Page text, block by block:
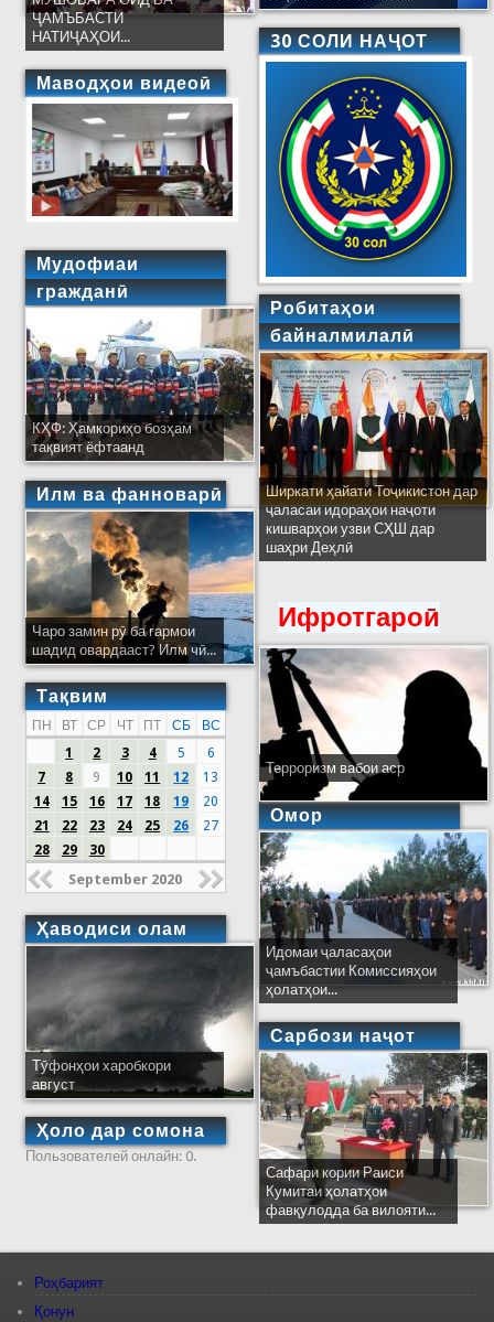
ҶАМЪБАСТИ
НАТИҶАҲОИ...
Маводҳои видеоӣ
Мудофиаи
гражданӣ
КҲФ: Ҳамкориҳо бозҳам
тақвият ёфтаанд
Илм ва фанноварӣ
Чаро замин рӯ ба гармои
шадид овардааст? Илм чӣ...
Тақвим
ПН ВТ СР ЧТ ПТ СБ
ВС
1
2 3 4 5
6
7
8 9 10 11 12
13
14
15 16 17 18 19
20
21
22 23 24 25 26
27
28
29 30
September 2020
Ҳаводиси олам
Тӯфонҳои харобкори
август
Ҳоло дар сомона
Пользователей онлайн: 0.
30 СОЛИ НАҶОТ
Робитаҳои
байналмилалӣ
Ширкати ҳайати Тоҷикистон дар
ҷаласаи идораҳои наҷоти
кишварҳои узви СҲШ дар
шаҳри Деҳлӣ
Ифротгароӣ
Терроризм вабои аср
Омор
Идомаи ҷаласаҳои
ҷамъбастии Комиссияҳои
ҳолатҳои...
Сарбози наҷот
Сафари кории Раиси
Кумитаи ҳолатҳои
фавқулодда ба вилояти...
Роҳбарият
Қонун